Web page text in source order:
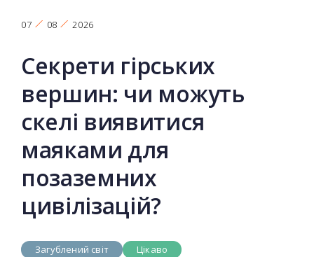
07 08 2026
Секрети гірських
вершин: чи можуть
скелі виявитися
маяками для
позаземних
цивілізацій?
Загублений світ Цікаво